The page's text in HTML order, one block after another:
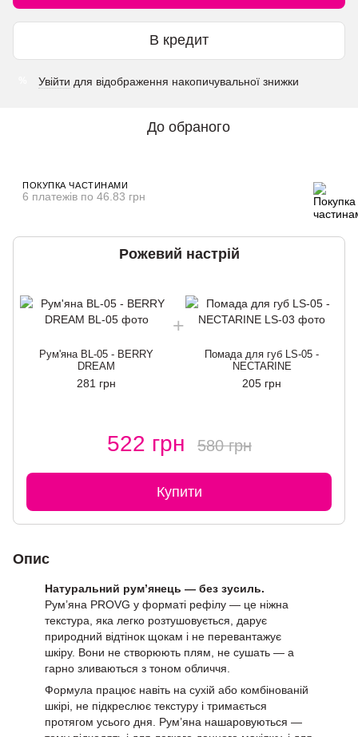
В кредит
Увійти для відображення накопичувальної знижки
До обраного
ПОКУПКА ЧАСТИНАМИ
6 платежів по 46.83 грн
Рожевий настрій
Рум'яна BL-05 - BERRY
DREAM
281 грн
Помада для губ LS-05 -
NECTARINE
205 грн
522 грн 580 грн
Купити
Опис
Натуральний рум’янець — без зусиль.
Рум’яна PROVG у форматі рефілу — це ніжна
текстура, яка легко розтушовується, дарує
природний відтінок щокам і не перевантажує
шкіру. Вони не створюють плям, не сушать — а
гарно зливаються з тоном обличчя.
Формула працює навіть на сухій або комбінованій
шкірі, не підкреслює текстуру і тримається
протягом усього дня. Рум’яна нашаровуються —